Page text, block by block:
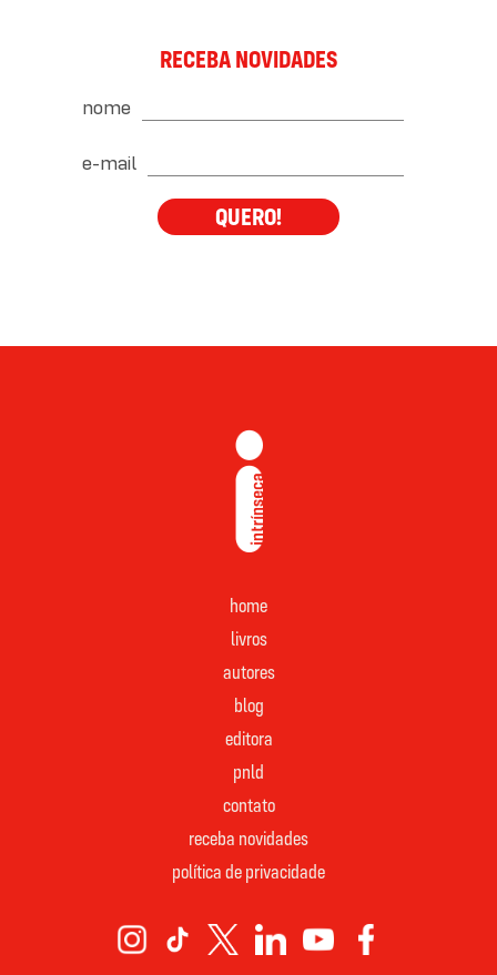
RECEBA NOVIDADES
nome
e-mail
QUERO!
home
livros
autores
blog
editora
pnld
contato
receba novidades
política de privacidade